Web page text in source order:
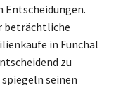
Entscheidungen.
beträchtliche
in Funchal
zu
seinen